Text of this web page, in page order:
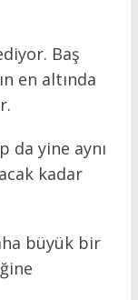
Baş
en altında
da yine aynı
kadar
büyük bir